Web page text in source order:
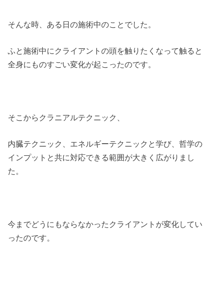
そんな時、ある日の施術中のことでした。
ふと施術中にクライアントの頭を触りたくなって触ると
全身にものすごい変化が起こったのです。
そこからクラニアルテクニック、
内臓テクニック、エネルギーテクニックと学び、哲学の
インプットと共に対応できる範囲が大きく広がりまし
た。
今までどうにもならなかったクライアントが変化してい
ったのです。